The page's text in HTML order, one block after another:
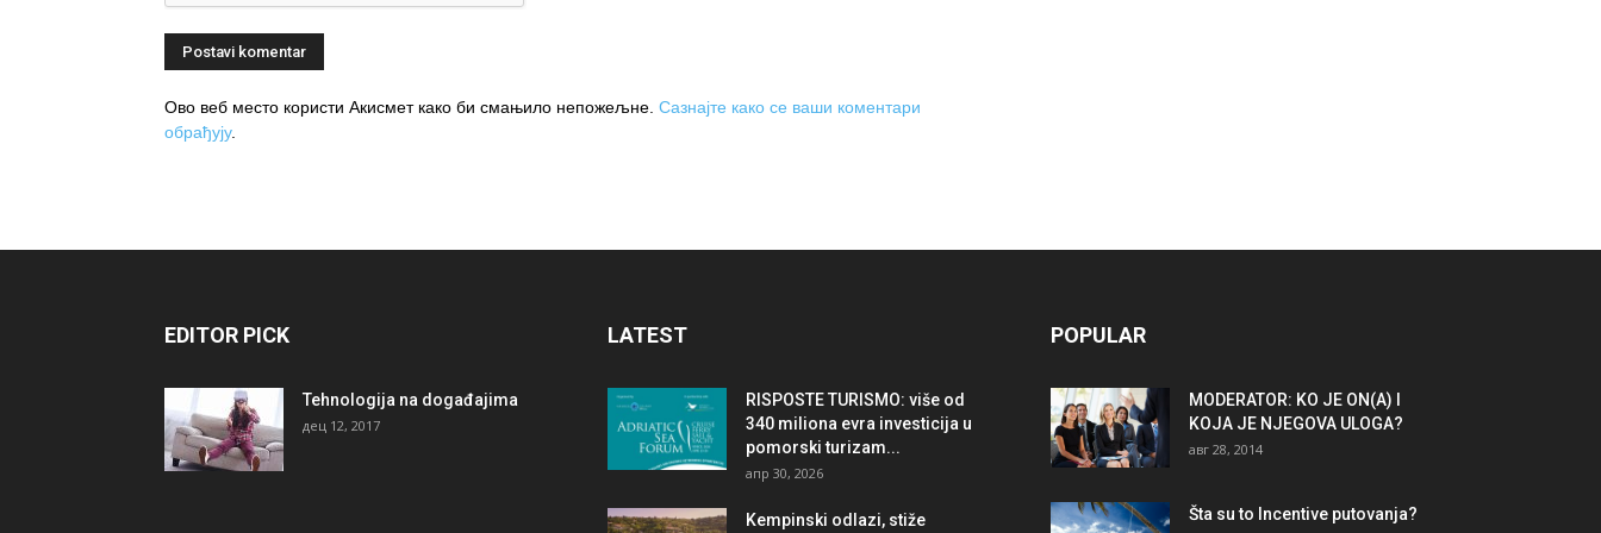
Ово веб место користи Акисмет како би смањило непожељне. Сазнајте како се ваши коментари
обрађују.
EDITOR PICK
Tehnologija na događajima
дец 12, 2017
LATEST
RISPOSTE TURISMO: više od
340 miliona evra investicija u
pomorski turizam...
апр 30, 2026
Kempinski odlazi, stiže
POPULAR
MODERATOR: KO JE ON(A) I
KOJA JE NJEGOVA ULOGA?
авг 28, 2014
Šta su to Incentive putovanja?